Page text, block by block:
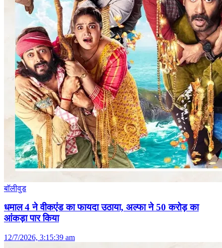
बॉलीवुड
धमाल 4 ने वीकएंड का फायदा उठाया, अल्फा ने 50 करोड़ का
आंकड़ा पार किया
12/7/2026, 3:15:39 am